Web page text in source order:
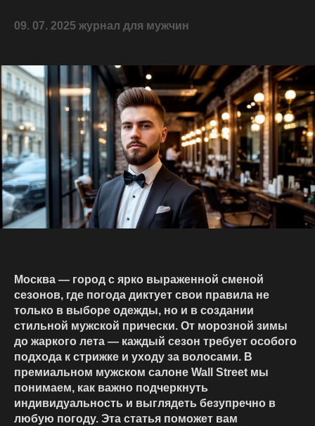
09. 07. 2025 журнал для мужчин
Москва — город с ярко выраженной сменой
сезонов, где погода диктует свои правила не
только в выборе одежды, но и в создании
стильной мужской прически. От морозной зимы
до жаркого лета — каждый сезон требует особого
подхода к стрижке и уходу за волосами. В
премиальном мужском салоне Wall Street мы
понимаем, как важно подчеркнуть
индивидуальность и выглядеть безупречно в
любую погоду. Эта статья поможет вам